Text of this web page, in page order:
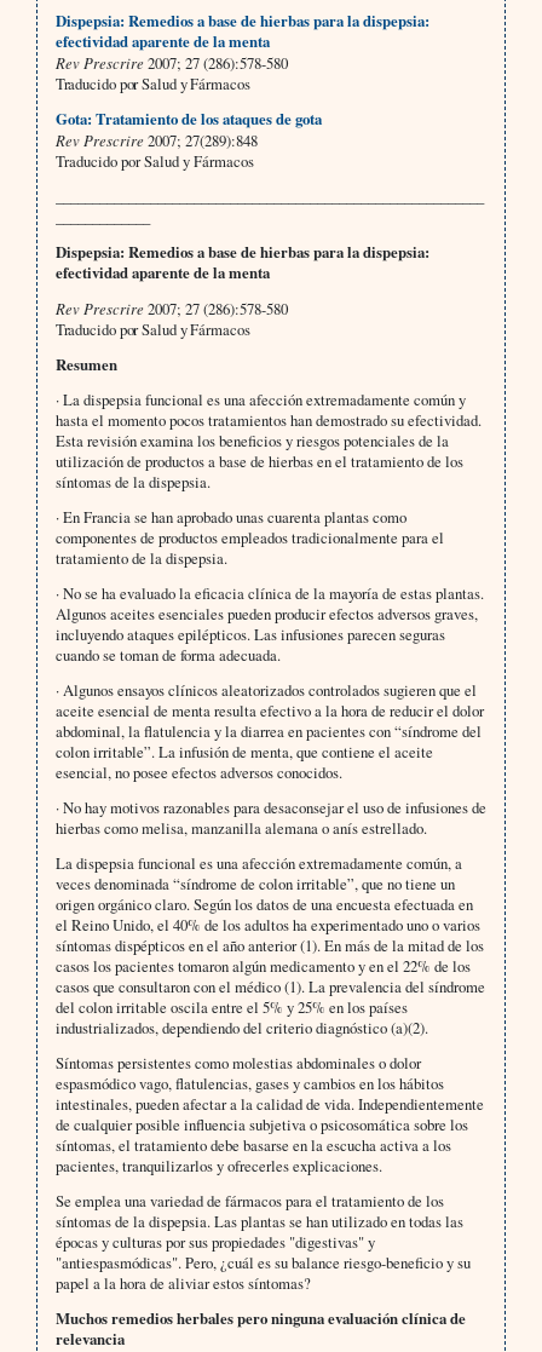
Dispepsia: Remedios a base de hierbas para la dispepsia:
efectividad aparente de la menta
Rev Prescrire2007; 27 (286):578-580
Traducido por Salud y Fármacos
Gota: Tratamiento de los ataques de gota
Rev Prescrire2007; 27(289):848
Traducido por Salud y Fármacos
Dispepsia: Remedios a base de hierbas para la dispepsia:
efectividad aparente de la menta
Rev Prescrire2007; 27 (286):578-580
Traducido por Salud y Fármacos
Resumen
·La dispepsia funcional es una afección extremadamente común y
hasta el momento pocos tratamientos han demostrado su efectividad.
Esta revisión examina los beneficios y riesgos potenciales de la
utilización de productos a base de hierbas en el tratamiento de los
síntomas de la dispepsia.
·En Francia se han aprobado unas cuarenta plantas como
componentes de productos empleados tradicionalmente para el
tratamiento de la dispepsia.
·No se ha evaluado la eficacia clínica de la mayoría de estas plantas.
Algunos aceites esenciales pueden producir efectos adversos graves,
incluyendo ataques epilépticos. Las infusiones parecen seguras
cuando se toman de forma adecuada.
·Algunos ensayos clínicos aleatorizados controlados sugieren que el
aceite esencial de menta resulta efectivo a la hora de reducir el dolor
abdominal, la flatulencia y la diarrea en pacientes con “síndrome del
colon irritable”. La infusión de menta, que contiene el aceite
esencial, no posee efectos adversos conocidos.
·No hay motivos razonables para desaconsejar el uso de infusiones de
hierbas como melisa, manzanilla alemana o anís estrellado.
La dispepsia funcional es una afección extremadamente común, a
veces denominada “síndrome de colon irritable”, que no tiene un
origen orgánico claro. Según los datos de una encuesta efectuada en
el Reino Unido, el 40% de los adultos ha experimentado uno o varios
síntomas dispépticos en el año anterior (1). En más de la mitad de los
casos los pacientes tomaron algún medicamento y en el 22% de los
casos que consultaron con el médico (1). La prevalencia del síndrome
del colon irritable oscila entre el 5% y 25% en los países
industrializados, dependiendo del criterio diagnóstico (a)(2).
Síntomas persistentes como molestias abdominales o dolor
espasmódico vago, flatulencias, gases y cambios en los hábitos
intestinales, pueden afectar a la calidad de vida. Independientemente
de cualquier posible influencia subjetiva o psicosomática sobre los
síntomas, el tratamiento debe basarse en la escucha activa a los
pacientes, tranquilizarlos y ofrecerles explicaciones.
Se emplea una variedad de fármacos para el tratamiento de los
síntomas de la dispepsia. Las plantas se han utilizado en todas las
épocas y culturas por sus propiedades "digestivas" y
"antiespasmódicas". Pero, ¿cuál es su balance riesgo-beneficio y su
papel a la hora de aliviar estos síntomas?
Muchos remedios herbales pero ninguna evaluación clínica de
relevancia